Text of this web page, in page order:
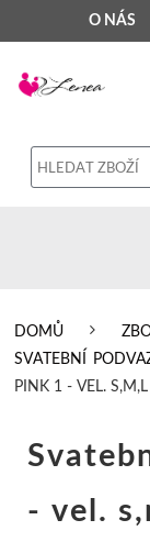
O NÁS
DOMŮ
SVATEBNÍ
PINK 1 - VEL. S,M,L
- vel.